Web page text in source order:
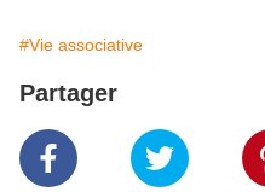
#Vie associative
Partager